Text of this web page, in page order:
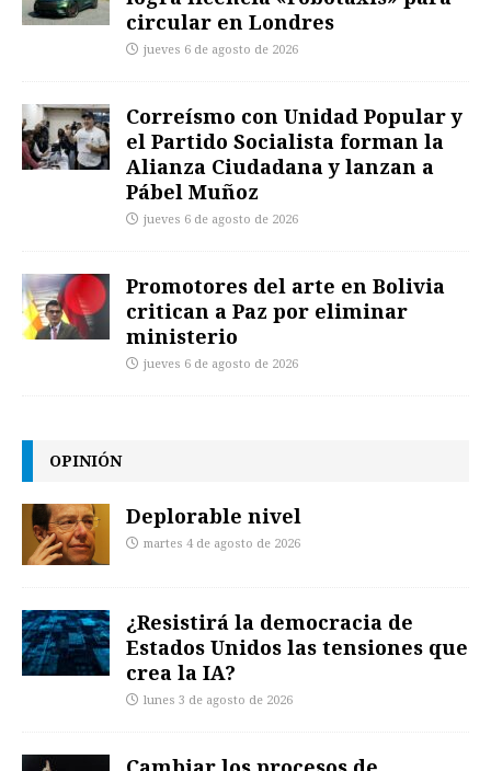
circular en Londres
jueves 6 de agosto de 2026
Correísmo con Unidad Popular y
el Partido Socialista forman la
Alianza Ciudadana y lanzan a
Pábel Muñoz
jueves 6 de agosto de 2026
Promotores del arte en Bolivia
critican a Paz por eliminar
ministerio
jueves 6 de agosto de 2026
OPINIÓN
Deplorable nivel
martes 4 de agosto de 2026
¿Resistirá la democracia de
Estados Unidos las tensiones que
crea la IA?
lunes 3 de agosto de 2026